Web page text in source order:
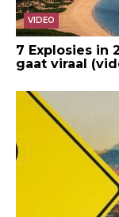
VIDEO
7 Explosies in
gaat viraal